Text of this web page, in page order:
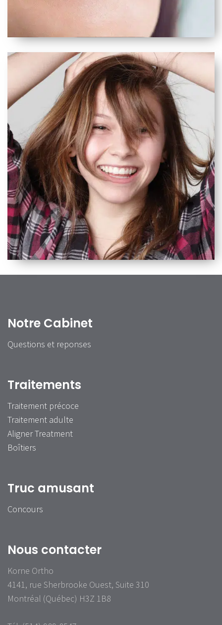
Notre Cabinet
Questions et reponses
Traitements
Traitement précoce
Traitement adulte
Aligner Treatment
Boîtiers
Truc amusant
Concours
Nous contacter
Korne Ortho
4141, rue Sherbrooke Ouest, Suite 310
Montréal (Québec) H3Z 1B8